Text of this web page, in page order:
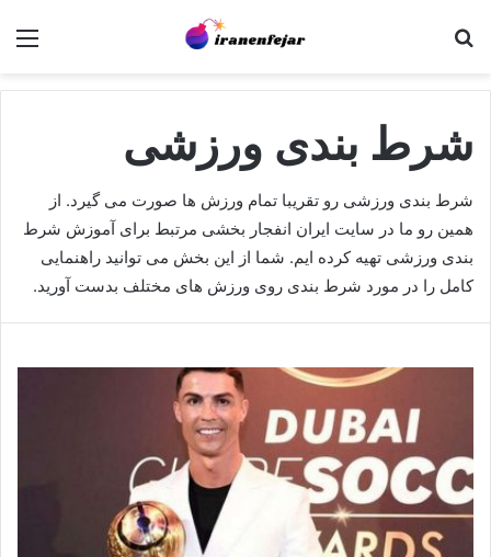
شرط بندی ورزشی
شرط بندی ورزشی رو تقریبا تمام ورزش ها صورت می گیرد. از
همین رو ما در سایت ایران انفجار بخشی مرتبط برای آموزش شرط
بندی ورزشی تهیه کرده ایم. شما از این بخش می توانید راهنمایی
کامل را در مورد شرط بندی روی ورزش های مختلف بدست آورید.